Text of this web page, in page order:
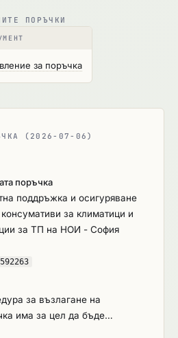
ПОРЪЧКИ
за поръчка
(2026-07-06)
поръчка
поддръжка и осигуряване
за климатици и
за ТП на НОИ - София
592263
за възлагане на
има за цел да бъде
абонаментно и сервизно